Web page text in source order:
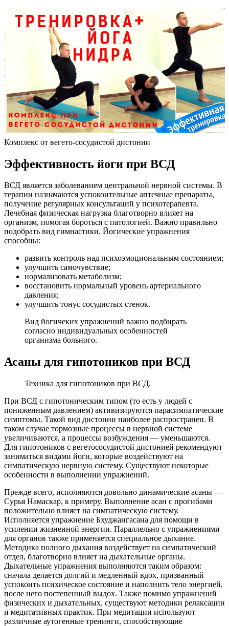
Комплекс от вегето-сосудистой дистонии
Эффективность йоги при ВСД
ВСД является заболеванием центральной нервной системы. В
терапии назначаются успокоительные аптечные препараты,
получение регулярных консультаций у психотерапевта.
Лечебная физическая нагрузка благотворно влияет на
организм, помогая бороться с патологией. Важно правильно
подобрать вид гимнастики. Йогические упражнения
способны:
развить контроль над психоэмоциональным состоянием;
улучшить самочувствие;
нормализовать метаболизм;
восстановить нормальный уровень артериального
давления;
улучшить тонус сосудистых стенок.
Вид йогичеких упражнений важно подбирать
согласно индивидуальных особенностей
организма больного.
Асаны для гипотоников при ВСД
Техника для гипотоников при ВСД.
При ВСД с гипотоническим типом (то есть у людей с
пониженным давлением) активизируются парасимпатические
симптомы. Такой вид дистонии наиболее распространен. В
таком случае тормозные процессы в нервной системе
увеличиваются, а процессы возбуждения — уменьшаются.
Для гипотоников с вегетососудистой дистонией рекомендуют
заниматься видами йоги, которые воздействуют на
симпатическую нервную систему. Существуют некоторые
особенности в выполнении упражнений.
Прежде всего, исполняются довольно динамические асаны —
Сурья Намаскар, к примеру. Выполнение асан с прогибами
положительно влияет на симпатическую систему.
Исполняется упражнение Бхуджангасана для помощи в
усилении жизненной энергии. Параллельно с упражнениями
для органов также применяется специальное дыхание.
Методика полного дыхания воздействует на симпатический
отдел, благотворно влияет на дыхательные органы.
Дыхательные упражнения выполняются таким образом:
сначала делается долгий и медленный вдох, призванный
успокоить психическое состояние и наполнить тело энергией,
после него постепенный выдох. Также помимо упражнений
физических и дыхательных, существуют методики релаксации
и медитативных практик. При медитации используют
различные аутогенные тренинги, способствующие